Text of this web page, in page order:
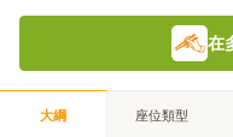
在
大綱 座位類型